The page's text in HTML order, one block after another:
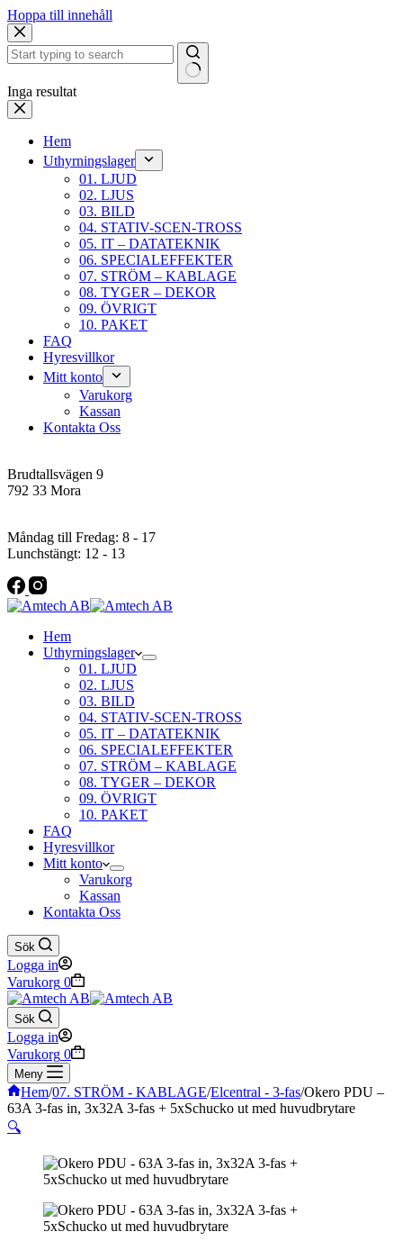
Hoppa till innehåll
Inga resultat
Hem
Uthyrningslager
01. LJUD
02. LJUS
03. BILD
04. STATIV-SCEN-TROSS
05. IT – DATATEKNIK
06. SPECIALEFFEKTER
07. STRÖM – KABLAGE
08. TYGER – DEKOR
09. ÖVRIGT
10. PAKET
FAQ
Hyresvillkor
Mitt konto
Varukorg
Kassan
Kontakta Oss
Brudtallsvägen 9
792 33 Mora
Måndag till Fredag: 8 - 17
Lunchstängt: 12 - 13
Hem
Uthyrningslager
01. LJUD
02. LJUS
03. BILD
04. STATIV-SCEN-TROSS
05. IT – DATATEKNIK
06. SPECIALEFFEKTER
07. STRÖM – KABLAGE
08. TYGER – DEKOR
09. ÖVRIGT
10. PAKET
FAQ
Hyresvillkor
Mitt konto
Varukorg
Kassan
Kontakta Oss
Sök
Logga in
Varukorg 0
Sök
Logga in
Varukorg 0
Meny
Hem/07. STRÖM - KABLAGE/Elcentral - 3-fas/Okero PDU –
63A 3-fas in, 3x32A 3-fas + 5xSchucko ut med huvudbrytare
🔍